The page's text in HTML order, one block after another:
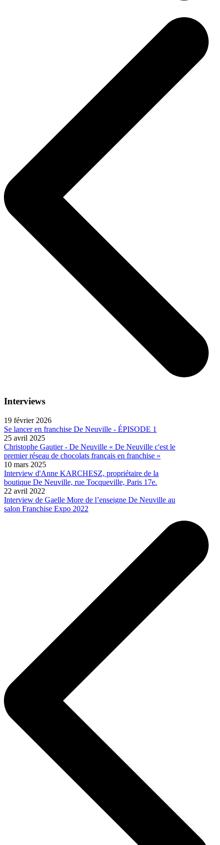
Interviews
19 février 2026
Se lancer en franchise De Neuville - ÉPISODE 1
25 avril 2025
Christophe Gautier - De Neuville « De Neuville c'est le
premier réseau de chocolats français en franchise »
10 mars 2025
Interview d'Anne KARCHESZ, propriétaire de la
boutique De Neuville, rue Tocqueville, Paris 17e.
22 avril 2022
Interview de Gaelle More de l’enseigne De Neuville au
salon Franchise Expo 2022